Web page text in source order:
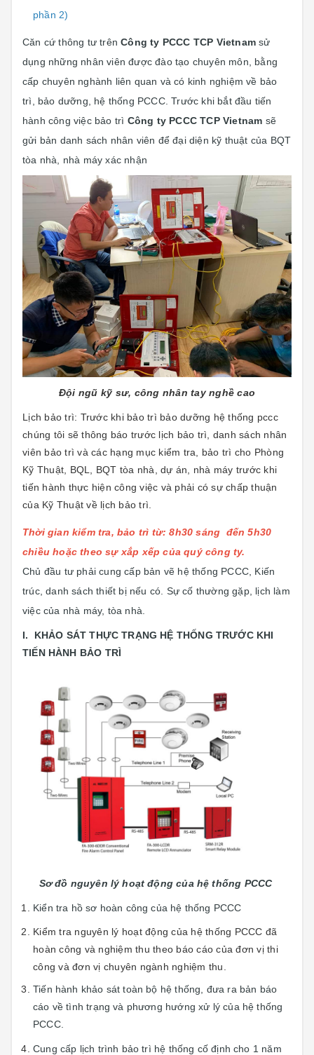
phần 2)
Căn cứ thông tư trênCông ty PCCC TCP Vietnam sử
dụng những nhân viên được đào tạo chuyên môn, bằng
cấp chuyên nghành liên quan và có kinh nghiệm về bảo
trì, bảo dưỡng, hệ thống PCCC. Trước khi bắt đầu tiến
hành công việc bảo trì Công ty PCCC TCP Vietnam sẽ
gửi bản danh sách nhân viên để đại diện kỹ thuật của BQT
tòa nhà, nhà máy xác nhận
Đội ngũ kỹ sư, công nhân tay nghề cao
Lịch bảo trì: Trước khi bảo trì bảo dưỡng hệ thống pccc
chúng tôi sẽ thông báo trước lịch bảo trì, danh sách nhân
viên bảo trì và các hạng mục kiểm tra, bảo trì cho Phòng
Kỹ Thuật, BQL, BQT tòa nhà, dự án, nhà máy trước khi
tiến hành thực hiện công việc và phải có sự chấp thuận
của Kỹ Thuật về lịch bảo trì.
Thời gian kiểm tra, bảo trì từ: 8h30 sáng đến 5h30
chiều hoặc theo sự xắp xếp của quý công ty.
Chủ đầu tư phải cung cấp bản vẽ hệ thống PCCC, Kiến
trúc, danh sách thiết bị nếu có. Sự cố thường gặp, lịch làm
việc của nhà máy, tòa nhà.
I. KHẢO SÁT THỰC TRẠNG HỆ THỐNG TRƯỚC KHI
TIẾN HÀNH BẢO TRÌ
Sơ đồ nguyên lý hoạt động của hệ thống PCCC
Kiển tra hồ sơ hoàn công của hệ thống PCCC
Kiểm tra nguyên lý hoạt động của hệ thống PCCC đã
hoàn công và nghiệm thu theo báo cáo của đơn vị thi
công và đơn vị chuyên ngành nghiệm thu.
Tiến hành khảo sát toàn bộ hệ thống, đưa ra bản báo
cáo về tình trạng và phương hướng xử lý của hệ thống
PCCC.
Cung cấp lịch trình bảo trì hệ thống cố định cho 1 năm